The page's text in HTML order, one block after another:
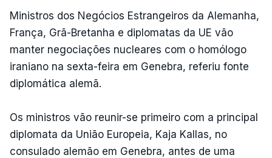
Ministros dos Negócios Estrangeiros da Alemanha,
França, Grã-Bretanha e diplomatas da UE vão
manter negociações nucleares com o homólogo
iraniano na sexta-feira em Genebra, referiu fonte
diplomática alemã.
Os ministros vão reunir-se primeiro com a principal
diplomata da União Europeia, Kaja Kallas, no
consulado alemão em Genebra, antes de uma